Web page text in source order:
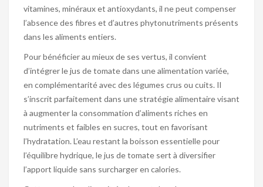
vitamines, minéraux et antioxydants, il ne peut compenser
l’absence des fibres et d’autres phytonutriments présents
dans les aliments entiers.
Pour bénéficier au mieux de ses vertus, il convient
d’intégrer le jus de tomate dans une alimentation variée,
en complémentarité avec des légumes crus ou cuits. Il
s’inscrit parfaitement dans une stratégie alimentaire visant
à augmenter la consommation d’aliments riches en
nutriments et faibles en sucres, tout en favorisant
l’hydratation. L’eau restant la boisson essentielle pour
l’équilibre hydrique, le jus de tomate sert à diversifier
l’apport liquide sans surcharger en calories.